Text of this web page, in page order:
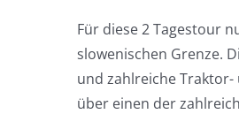
Für diese 2 Tagestour
slowenischen Grenze.
und zahlreiche Traktor-
über einen der